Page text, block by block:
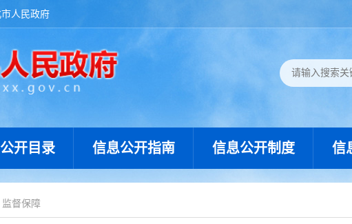
人民政府
开目录 信息公开指南 信息公开制度 信
监督保障